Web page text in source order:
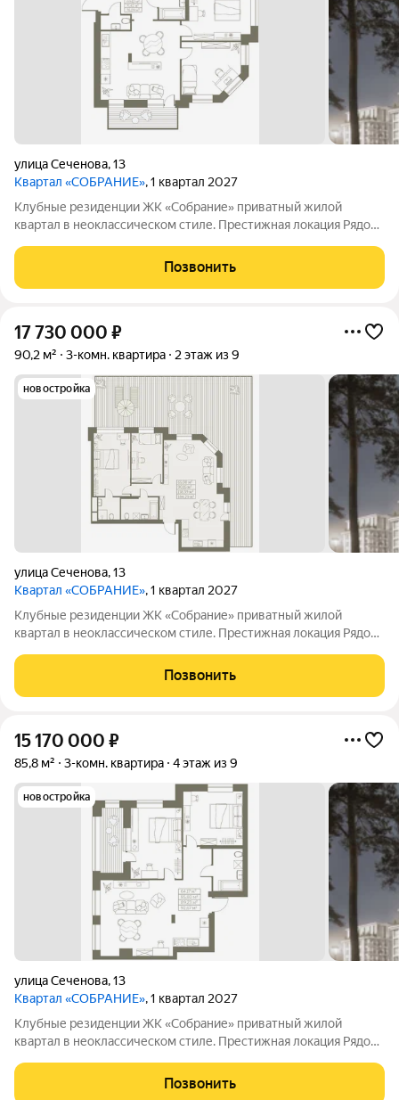
улица Сеченова,13
Квартал «СОБРАНИЕ», 1 квартал 2027
Клубные резиденции ЖК «Собрание» приватный жилой
квартал в неоклассическом стиле. Престижная локация Рядом
города. Неоклассика Современный, элегантных классический
архитектурный стиль. Клубный
Позвонить
17 730 000 ₽
90,2 м² 3-комн. квартира 2 этаж из 9
новостройка
улица Сеченова,13
Квартал «СОБРАНИЕ», 1 квартал 2027
Клубные резиденции ЖК «Собрание» приватный жилой
квартал в неоклассическом стиле. Престижная локация Рядом
города. Неоклассика Современный, элегантных классический
архитектурный стиль. Клубный
Позвонить
15 170 000 ₽
85,8 м² 3-комн. квартира 4 этаж из 9
новостройка
улица Сеченова,13
Квартал «СОБРАНИЕ», 1 квартал 2027
Клубные резиденции ЖК «Собрание» приватный жилой
квартал в неоклассическом стиле. Престижная локация Рядом
города. Неоклассика Современный, элегантных классический
архитектурный стиль. Клубный
Позвонить